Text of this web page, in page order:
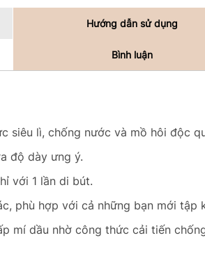
Hướng dẫn sử dụng
Bình luận
siêu lì, chống nước và mồ hôi độc
độ dày ưng ý.
với 1 lần di bút.
phù hợp với cả những bạn mới tập
mí dầu nhờ công thức cải tiến